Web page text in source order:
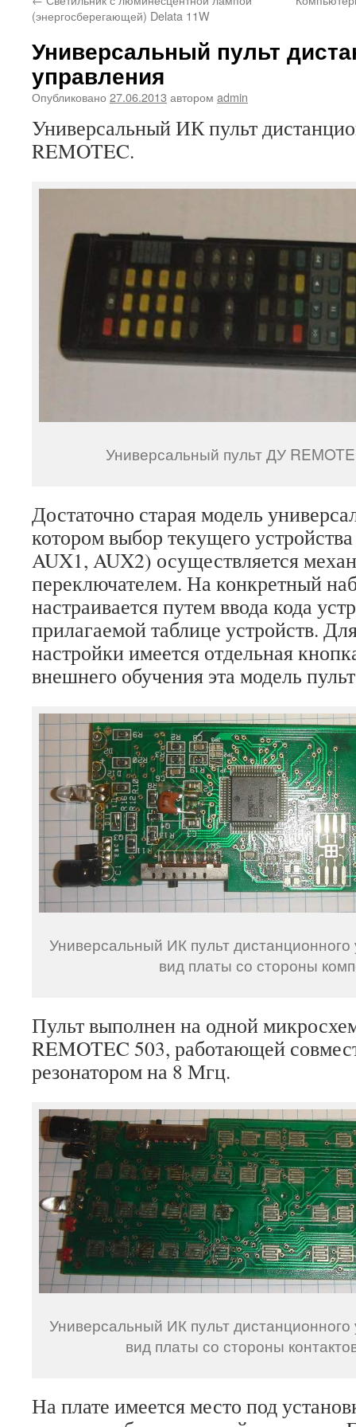
(энергосберегающей) Delata 11W
Универсальный пульт
управления
Опубликовано 27.06.2013 автором admin
Универсальный ИК пульт
REMOTEC.
Универсальный пульт ДУ
Достаточно старая модель
котором выбор текущего
AUX1, AUX2) осуществляется
переключателем. На конкретный
настраивается путем ввода кода
прилагаемой таблице устройств.
настройки имеется отдельная
внешнего обучения эта модель
Универсальный ИК пульт
вид платы со стороны
Пульт выполнен на одной
REMOTEC 503, работающей
резонатором на 8 Мгц.
Универсальный ИК пульт
вид платы со стороны
На плате имеется место под